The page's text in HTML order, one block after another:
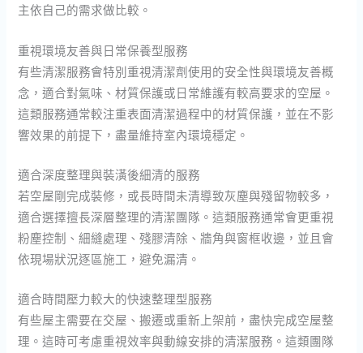
主依自己的需求做比較。
重視環境友善與日常保養型服務
有些清潔服務會特別重視清潔劑使用的安全性與環境友善概
念，適合對氣味、材質保護或日常維護有較高要求的空屋。
這類服務通常較注重表面清潔過程中的材質保護，並在不影
響效果的前提下，盡量維持室內環境穩定。
適合深度整理與裝潢後細清的服務
若空屋剛完成裝修，或長時間未清導致灰塵與殘留物較多，
適合選擇擅長深層整理的清潔團隊。這類服務通常會更重視
粉塵控制、細縫處理、殘膠清除、牆角與窗框收邊，並且會
依現場狀況逐區施工，避免漏清。
適合時間壓力較大的快速整理型服務
有些屋主需要在交屋、搬遷或重新上架前，盡快完成空屋整
理。這時可考慮重視效率與動線安排的清潔服務。這類團隊